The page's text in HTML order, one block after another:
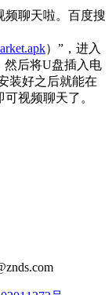
频聊天啦。百度搜
）”，进入
然后将U盘插入电
装好之后就能在
视频聊天了。